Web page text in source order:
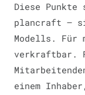
Diese Punkte
plancraft —
Modells. Für
verkraftbar.
einem